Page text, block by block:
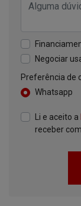
Negociar
Preferência de
Whatsapp
Li e aceito a
receber